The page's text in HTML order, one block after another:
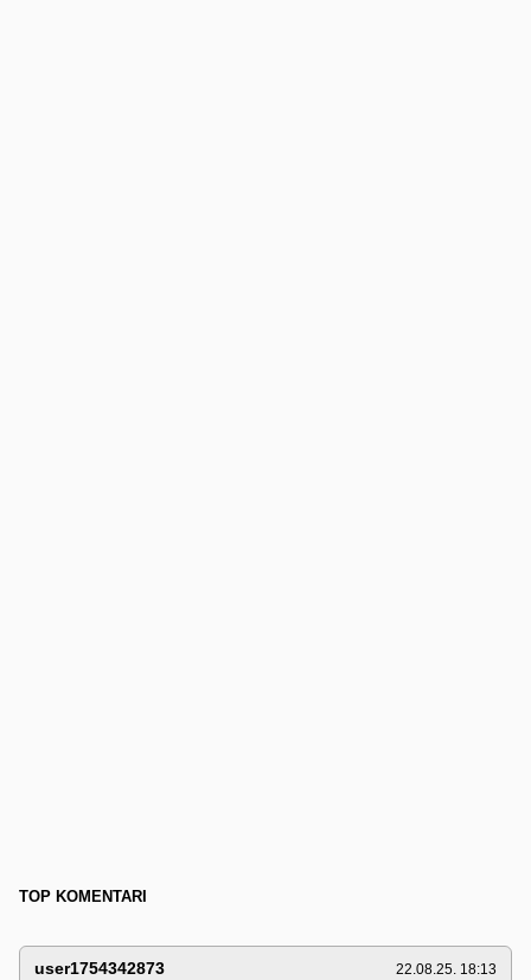
TOP KOMENTARI
user1754342873 22.08.25. 18:13